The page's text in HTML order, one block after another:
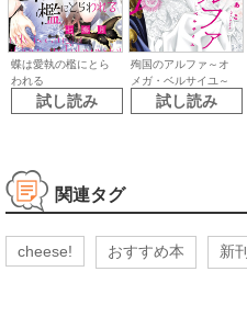
蝶は愛執の檻にとら
われる
試し読み
殉国のアルファ～オ
メガ・ベルサイユ～
試し読み
関連タグ
cheese! おすすめ本 新刊